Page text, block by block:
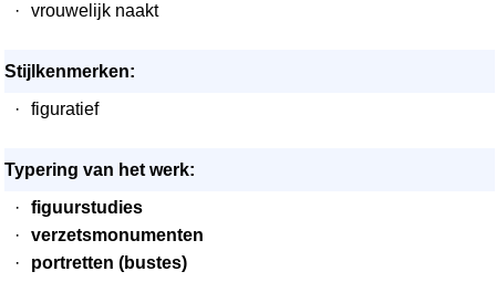
·
vrouwelijk naakt
Stijlkenmerken:
·
figuratief
Typering van het werk:
·
figuurstudies
·
verzetsmonumenten
·
portretten (bustes)